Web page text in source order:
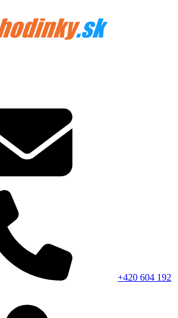
+420 604 192